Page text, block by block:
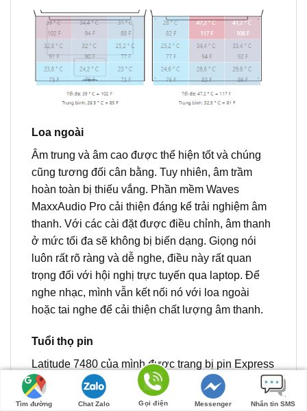
Loa ngoài
Âm trung và âm cao được thể hiện tốt và chúng
cũng tương đối cân bằng. Tuy nhiên, âm trầm
hoàn toàn bị thiếu vắng. Phần mềm Waves
MaxxAudio Pro cải thiện đáng kể trải nghiệm âm
thanh. Với các cài đặt được điều chỉnh, âm thanh
ở mức tối đa sẽ không bị biến dạng. Giọng nói
luôn rất rõ ràng và dễ nghe, điều này rất quan
trọng đối với hội nghị trực tuyến qua laptop. Để
nghe nhạc, mình vẫn kết nối nó với loa ngoài
hoặc tai nghe để cải thiện chất lượng âm thanh.
Tuổi thọ pin
Latitude 7480 của mình được trang bị pin Express
Charge Capable 4 cell với công suất 60 Wh. Nó
cho thời gian duyệt web qua wifi lên tới 12 giờ.
Tìm đường Chat Zalo Gọi điện Messenger Nhắn tin SMS